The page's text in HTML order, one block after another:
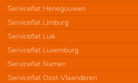
Serviceflat Henegouwen
Serviceflat Limburg
Serviceflat Luik
Serviceflat Luxemburg
Serviceflat Namen
Serviceflat Oost-Vlaanderen